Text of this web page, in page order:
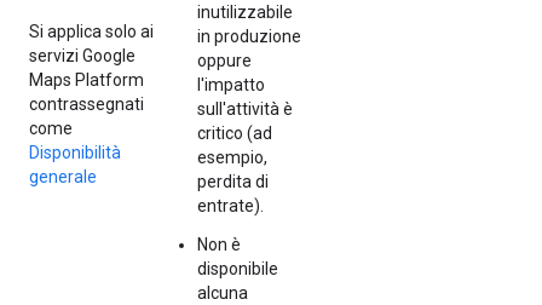
Si applica solo ai
servizi Google
Maps Platform
contrassegnati
come
Disponibilità
generale
inutilizzabile
in produzione
oppure
l'impatto
sull'attività è
critico (ad
esempio,
perdita di
entrate).
Non è
disponibile
alcuna